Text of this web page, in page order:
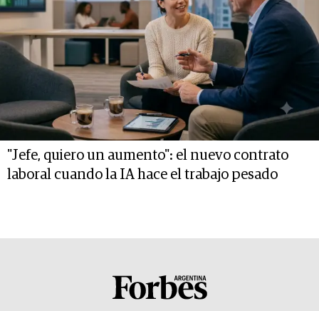
"Jefe, quiero un aumento": el nuevo contrato
laboral cuando la IA hace el trabajo pesado